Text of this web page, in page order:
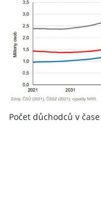
Počet důchodců v